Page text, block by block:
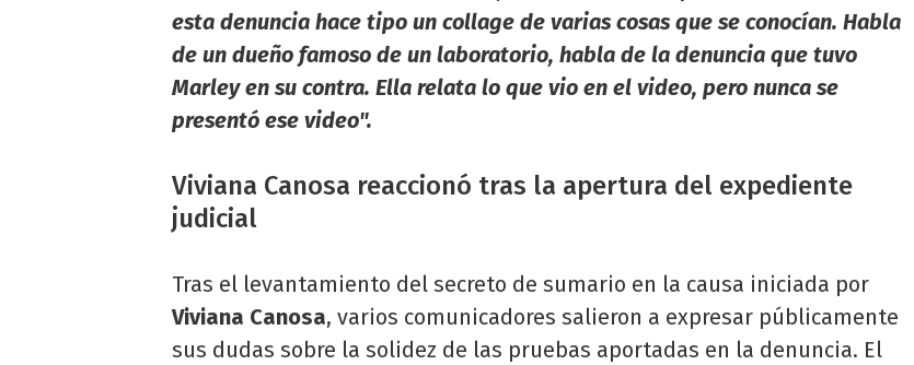
esta denuncia hace tipo un collage de varias cosas que se conocían. Habla
de un dueño famoso de un laboratorio, habla de la denuncia que tuvo
Marley en su contra. Ella relata lo que vio en el video, pero nunca se
presentó ese video".
Viviana Canosa reaccionó tras la apertura del expediente
judicial
Tras el levantamiento del secreto de sumario en la causa iniciada por
Viviana Canosa, varios comunicadores salieron a expresar públicamente
sus dudas sobre la solidez de las pruebas aportadas en la denuncia. El